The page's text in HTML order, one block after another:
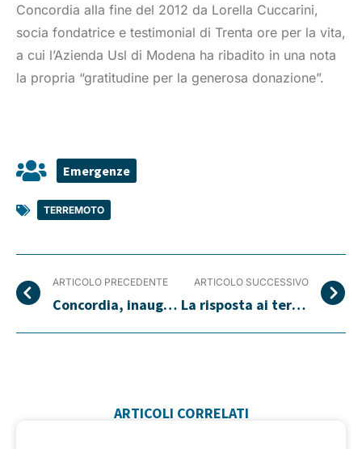
Concordia alla fine del 2012 da Lorella Cuccarini,
socia fondatrice e testimonial di Trenta ore per la vita,
a cui l’Azienda Usl di Modena ha ribadito in una nota
la propria “gratitudine per la generosa donazione”.
Emergenze
TERREMOTO
ARTICOLO PRECEDENTE
Concordia, inaugurato il poliambulatorio
ARTICOLO SUCCESSIVO
La risposta ai terremoti in Italia
ARTICOLI CORRELATI